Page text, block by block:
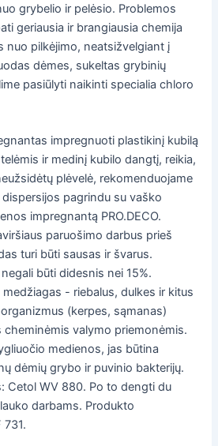
grybelio ir pelėsio. Problemos
geriausia ir brangiausia chemija
nuo pilkėjimo, neatsižvelgiant į
dėmes, sukeltas grybinių
pasiūlyti naikinti specialia chloro
impregnuoti plastikinį kubilą
ir medinį kubilo dangtį, reikia,
plėvelė, rekomenduojame
pagrindu su vaško
impregnantą PRO.DECO.
paruošimo darbus prieš
turi būti sausas ir švarus.
būti didesnis nei 15%.
- riebalus, dulkes ir kitus
(kerpes, sąmanas)
valymo priemonėmis.
medienos, jas būtina
dėmių grybo ir puvinio bakterijų.
Cetol WV 880. Po to dengti du
darbams. Produkto
731.